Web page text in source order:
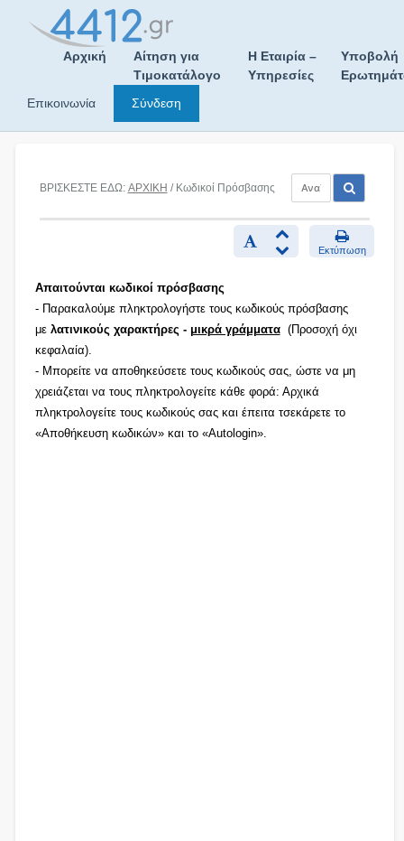
Αρχική
Αίτηση για
Τιμοκατάλογο
Η Εταιρία –
Υπηρεσίες
Υποβολή
Επικοινωνία
Σύνδεση
ΒΡΙΣΚΕΣΤΕ ΕΔΩ: ΑΡΧΙΚΗ / Κωδικοί Πρόσβασης
Εκτύπωση
Απαιτούνται κωδικοί πρόσβασης
- Παρακαλούμε πληκτρολογήστε τους κωδικούς πρόσβασης
με λατινικούς χαρακτήρες - μικρά γράμματα(Προσοχή όχι
κεφαλαία).
- Μπορείτε να αποθηκεύσετε τους κωδικούς σας, ώστε να μη
χρειάζεται να τους πληκτρολογείτε κάθε φορά: Αρχικά
πληκτρολογείτε τους κωδικούς σας και έπειτα τσεκάρετε το
«Αποθήκευση κωδικών» και το «Autologin».